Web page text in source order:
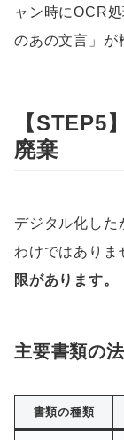
ャン時にOCR
のあの文言」が
【STEP5
廃棄
デジタル化した
わけではありま
限があります。
主要書類の
書類の種類